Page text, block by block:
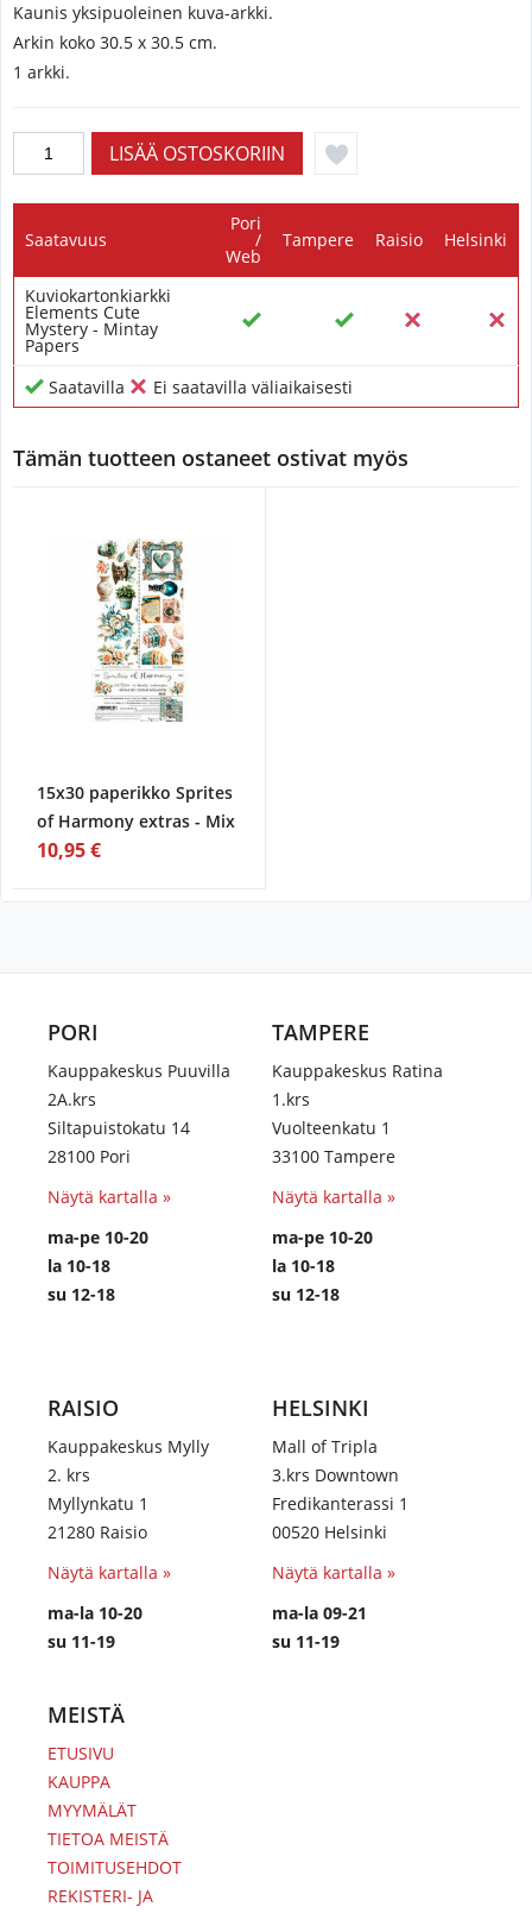
Kaunis yksipuoleinen kuva-arkki.
Arkin koko 30.5 x 30.5 cm.
1 arkki.
Saatavuus
Pori
/
Web
Tampere Raisio Helsinki
Kuviokartonkiarkki
Elements Cute
Mystery - Mintay
Papers
Saatavilla
Ei saatavilla väliaikaisesti
Tämän tuotteen ostaneet ostivat myös
15x30 paperikko Sprites
of Harmony extras - Mix
10,95 €
PORI
Kauppakeskus Puuvilla
2A.krs
Siltapuistokatu 14
28100 Pori
Näytä kartalla »
ma-pe 10-20
la 10-18
su 12-18
TAMPERE
Kauppakeskus Ratina
1.krs
Vuolteenkatu 1
33100 Tampere
Näytä kartalla »
ma-pe 10-20
la 10-18
su 12-18
RAISIO
Kauppakeskus Mylly
2. krs
Myllynkatu 1
21280 Raisio
Näytä kartalla »
ma-la 10-20
su 11-19
HELSINKI
Mall of Tripla
3.krs Downtown
Fredikanterassi 1
00520 Helsinki
Näytä kartalla »
ma-la 09-21
su 11-19
MEISTÄ
ETUSIVU
KAUPPA
MYYMÄLÄT
TIETOA MEISTÄ
TOIMITUSEHDOT
REKISTERI- JA